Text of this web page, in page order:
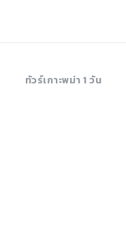
ทัวร์เกาะพม่า 1 วัน